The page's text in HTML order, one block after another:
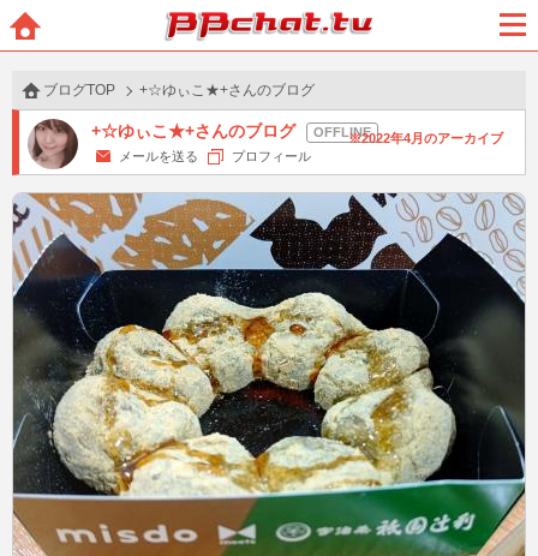
BBchatTV
ブログTOP +☆ゆぃこ★+さんのブログ
+☆ゆぃこ★+さんのブログ
2022年4月のアーカイブ
メールを送る
プロフィール